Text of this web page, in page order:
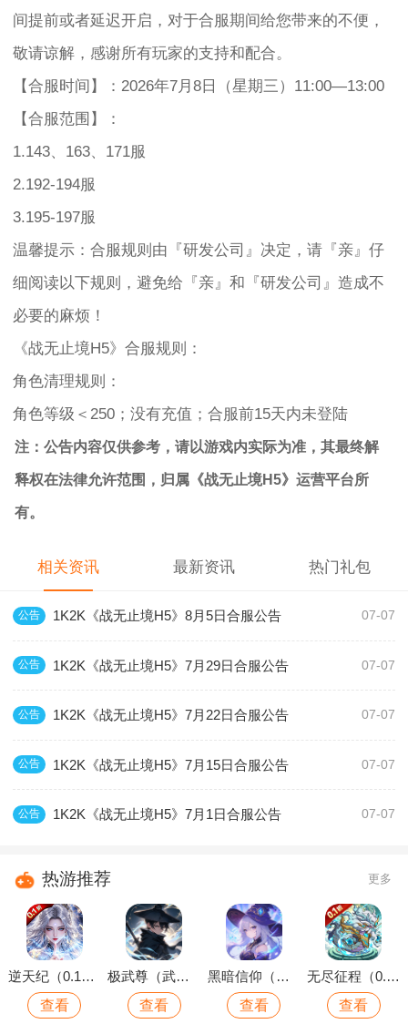
间提前或者延迟开启，对于合服期间给您带来的不便，
敬请谅解，感谢所有玩家的支持和配合。
【合服时间】：2026年7月8日（星期三）11:00—13:00
【合服范围】：
1.143、163、171服
2.192-194服
3.195-197服
温馨提示：合服规则由『研发公司』决定，请『亲』仔
细阅读以下规则，避免给『亲』和『研发公司』造成不
必要的麻烦！
《战无止境H5》合服规则：
角色清理规则：
角色等级＜250；没有充值；合服前15天内未登陆
注：公告内容仅供参考，请以游戏内实际为准，其最终解
释权在法律允许范围，归属《战无止境H5》运营平台所
有。
相关资讯 最新资讯 热门礼包
公告 1K2K《战无止境H5》8月5日合服公告 07-07
公告 1K2K《战无止境H5》7月29日合服公告 07-07
公告 1K2K《战无止境H5》7月22日合服公告 07-07
公告 1K2K《战无止境H5》7月15日合服公告 07-07
公告 1K2K《战无止境H5》7月1日合服公告 07-07
热游推荐 更多
逆天纪（0.1折万抽真充版）
查看
极武尊（武林论剑）
查看
黑暗信仰（魔法远征）
查看
无尽征程（0.1折每天送6480代金卷）
查看